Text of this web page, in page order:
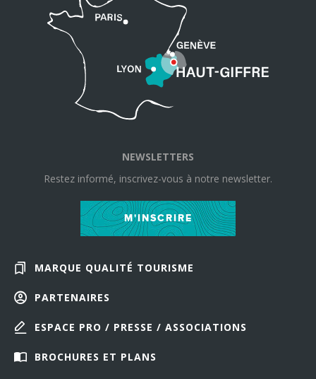
NEWSLETTERS
Restez informé, inscrivez-vous à notre newsletter.
M'INSCRIRE
MARQUE QUALITÉ TOURISME
PARTENAIRES
ESPACE PRO / PRESSE / ASSOCIATIONS
BROCHURES ET PLANS